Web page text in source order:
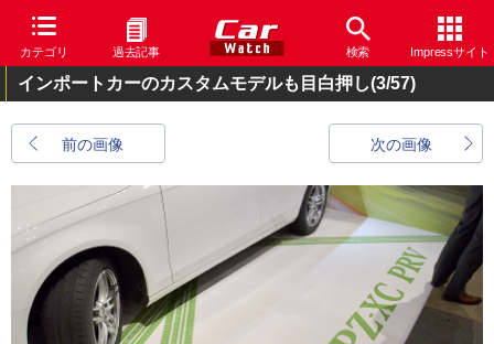
カテゴリ 過去記事 検索 Impressサイト
インポートカーのカスタムモデルも目白押し(3/57)
前の画像 次の画像